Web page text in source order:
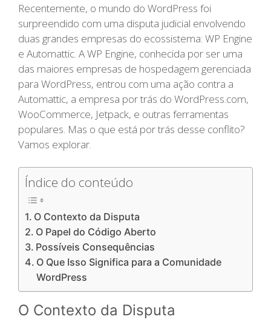
Recentemente, o mundo do WordPress foi
surpreendido com uma disputa judicial envolvendo
duas grandes empresas do ecossistema: WP Engine
e Automattic. A WP Engine, conhecida por ser uma
das maiores empresas de hospedagem gerenciada
para WordPress, entrou com uma ação contra a
Automattic, a empresa por trás do WordPress.com,
WooCommerce, Jetpack, e outras ferramentas
populares. Mas o que está por trás desse conflito?
Vamos explorar.
Índice do conteúdo
O Contexto da Disputa
O Papel do Código Aberto
Possíveis Consequências
O Que Isso Significa para a Comunidade
WordPress
O Contexto da Disputa